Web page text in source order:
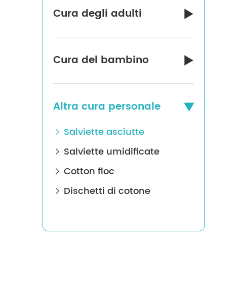
Cura degli adulti 
Cura del bambino 
Altra cura personale 
 Salviette asciutte
 Salviette umidificate
 Cotton fioc
 Dischetti di cotone